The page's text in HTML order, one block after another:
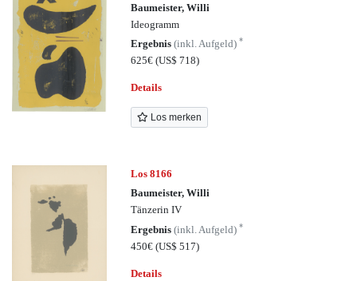
Baumeister, Willi
Ideogramm
Ergebnis(inkl. Aufgeld)*
625€(US$ 718)
Details
Los merken
Los 8166
Baumeister, Willi
Tänzerin IV
Ergebnis(inkl. Aufgeld)*
450€(US$ 517)
Details